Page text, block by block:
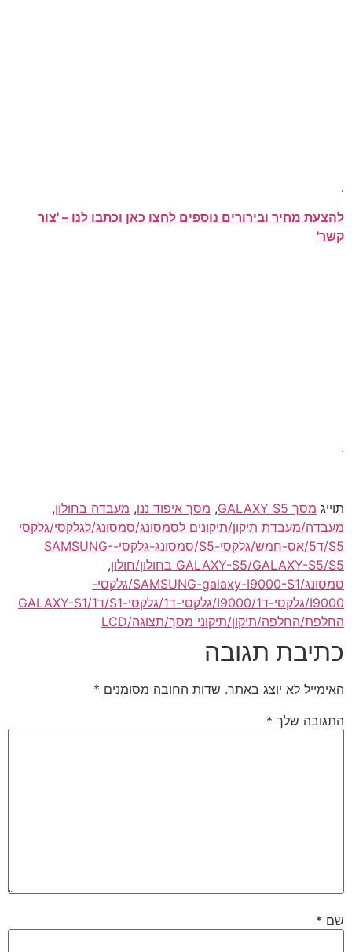
.
להצעת מחיר ובירורים נוספים לחצו כאן וכתבו לנו – 'צור
קשר'
.
תוייג מסך GALAXY S5 , מסך איפוד ננו, מעבדה בחולון,
מעבדה/מעבדת תיקון/תיקונים לסמסונג/סמסונג/לגלקסי/גלקסי
S5/ד5/אס-חמש/גלקסי-S5/סמסונג-גלקסי-SAMSUNG-
GALAXY-S5/GALAXY-S5/S5 בחולון/חולון
,
סמסונג/SAMSUNG-galaxy-I9000-S1/גלקסי-
I9000/גלקסי-ד1/I9000/גלקסי-ד1/גלקסי-S1/ד1/GALAXY-S1
החלפת/החלפה/תיקון/תיקוני מסך/תצוגה/LCD
כתיבת תגובה
האימייל לא יוצג באתר. שדות החובה מסומנים *
התגובה שלך *
שם *